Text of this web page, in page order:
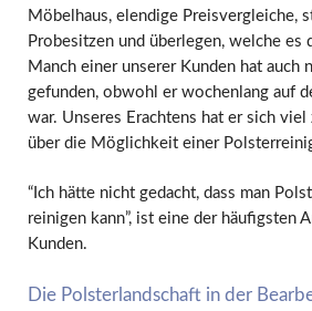
Möbelhaus, elendige Preisvergleiche,
Probesitzen und überlegen, welche es
Manch einer unserer Kunden hat auch
gefunden, obwohl er wochenlang auf
war. Unseres Erachtens hat er sich viel
über die Möglichkeit einer
“Ich hätte nicht gedacht, dass man
reinigen kann”, ist eine der häufigsten
Kunden.
Die Polsterlandschaft in der